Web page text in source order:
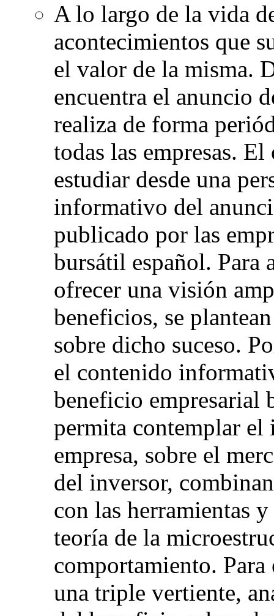
A lo largo de la vida
acontecimientos que
el valor de la misma.
encuentra el anuncio
realiza de forma
todas las empresas.
estudiar desde una
informativo del
publicado por las
bursátil español. Para
ofrecer una visión
beneficios, se
sobre dicho suceso.
el contenido
beneficio empresarial
permita contemplar el
empresa, sobre el
del inversor,
con las herramientas
teoría de la
comportamiento. Para
una triple vertiente,